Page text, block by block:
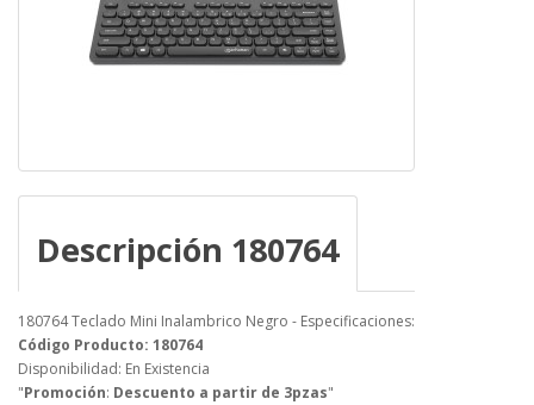
Descripción 180764
180764 Teclado Mini Inalambrico Negro - Especificaciones:
Código Producto: 180764
Disponibilidad: En Existencia
"Promoción: Descuento a partir de 3pzas"